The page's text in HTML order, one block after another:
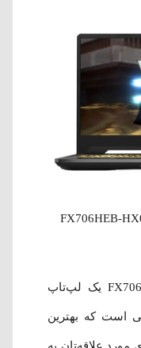
لپ تاپ ایسوس FX706HEB-HX089W یک لپ‌تاپ
است که بهترین